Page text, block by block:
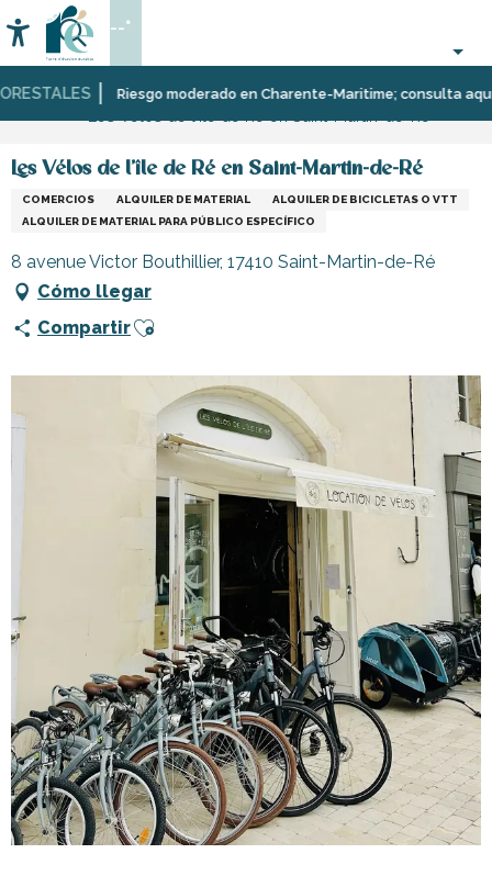
au
contenu
principal
Riesgo moderado en Charente-Maritime; consulta aquí
Accessibilité
Buscar
--°
Página Web InfórmeseTiendas
Les Vélos de l'île de Ré en Saint-Martin-de-Ré
COMERCIOS ALQUILER DE MATERIAL
ALQUILER DE BICICLETAS O VTT
ALQUILER DE MATERIAL PARA PÚBLICO ESPECÍFICO
8 avenue Victor Bouthillier, 17410 Saint-Martin-de-Ré
Cómo llegar
CompartirAjouter aux favoris